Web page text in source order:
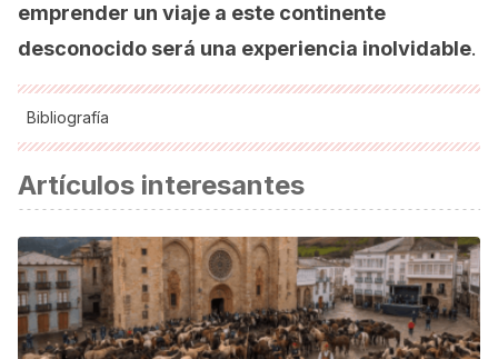
emprender un viaje a este continente
desconocido será una experiencia inolvidable.
Bibliografía
de 2020 de https://es.wikipedia.org/wiki/Antártida
enero de 2020 de
https://es.wikipedia.org/wiki/Bahía_Paraíso
Canal Lemaira (s.f.). EnWikipedia.Recuperado el 26 de
enero de 2020 de
Artículos interesantes